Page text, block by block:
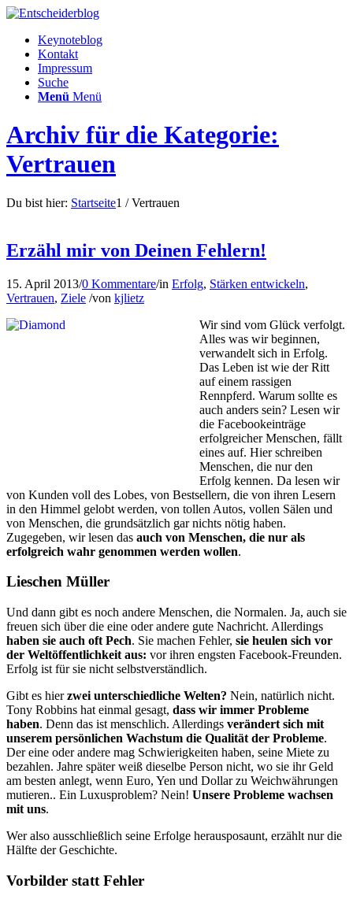
Keynoteblog
Kontakt
Impressum
Suche
Menü Menü
Archiv für die Kategorie:
Vertrauen
Du bist hier: Startseite1 / Vertrauen
Erzähl mir von Deinen Fehlern!
15. April 2013/0 Kommentare/in Erfolg, Stärken entwickeln,
Vertrauen, Ziele /von kjlietz
Wir sind vom Glück verfolgt.
Alles was wir beginnen,
verwandelt sich in Erfolg.
Das Leben ist wie der Ritt
auf einem rassigen
Rennpferd. Warum sollte es
auch anders sein? Lesen wir
die Facebookeinträge
erfolgreicher Menschen, fällt
eines auf. Hier schreiben
Menschen, die nur den
Erfolg kennen. Da lesen wir
von Kunden voll des Lobes, von Bestsellern, die von ihren Lesern
in den Himmel gelobt werden, von tollen Autos, vollen Sälen und
von Menschen, die grundsätzlich gar nichts nötig haben.
Zugegeben, wir lesen das auch von Menschen, die nur als
erfolgreich wahr genommen werden wollen.
Lieschen Müller
Und dann gibt es noch andere Menschen, die Normalen. Ja, auch sie
freuen sich über die eine oder andere gute Nachricht. Allerdings
haben sie auch oft Pech. Sie machen Fehler, sie heulen sich vor
der Weltöffentlichkeit aus: vor ihren engsten Facebook-Freunden.
Erfolg ist für sie nicht selbstverständlich.
Gibt es hierzwei unterschiedliche Welten? Nein, natürlich nicht.
Tony Robbins hat einmal gesagt, dass wir immer Probleme
haben. Denn das ist menschlich. Allerdings verändert sich mit
unserem persönlichen Wachstum die Qualität der Probleme.
Der eine oder andere mag Schwierigkeiten haben, seine Miete zu
bezahlen. Jahre später weiß dieselbe Person nicht, wo sie ihr Geld
am besten anlegt, wenn Euro, Yen und Dollar zu Weichwährungen
mutieren.. Ein Luxusproblem? Nein! Unsere Probleme wachsen
mit uns.
Wer also ausschließlich seine Erfolge herausposaunt, erzählt nur die
Hälfte der Geschichte.
Vorbilder statt Fehler